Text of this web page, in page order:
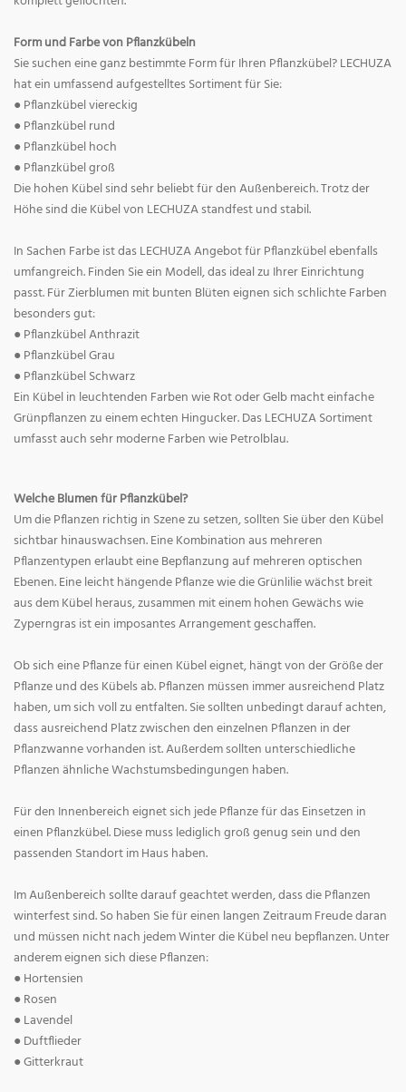
Form und Farbe von Pflanzkübeln
Sie suchen eine ganz bestimmte Form für Ihren Pflanzkübel? LECHUZA
hat ein umfassend aufgestelltes Sortiment für Sie:
● Pflanzkübel viereckig
● Pflanzkübel rund
● Pflanzkübel hoch
● Pflanzkübel groß
Die hohen Kübel sind sehr beliebt für den Außenbereich. Trotz der
Höhe sind die Kübel von LECHUZA standfest und stabil.
In Sachen Farbe ist das LECHUZA Angebot für Pflanzkübel ebenfalls
umfangreich. Finden Sie ein Modell, das ideal zu Ihrer Einrichtung
passt. Für Zierblumen mit bunten Blüten eignen sich schlichte Farben
besonders gut:
● Pflanzkübel Anthrazit
● Pflanzkübel Grau
● Pflanzkübel Schwarz
Ein Kübel in leuchtenden Farben wie Rot oder Gelb macht einfache
Grünpflanzen zu einem echten Hingucker. Das LECHUZA Sortiment
umfasst auch sehr moderne Farben wie Petrolblau.
Welche Blumen für Pflanzkübel?
Um die Pflanzen richtig in Szene zu setzen, sollten Sie über den Kübel
sichtbar hinauswachsen. Eine Kombination aus mehreren
Pflanzentypen erlaubt eine Bepflanzung auf mehreren optischen
Ebenen. Eine leicht hängende Pflanze wie die Grünlilie wächst breit
aus dem Kübel heraus, zusammen mit einem hohen Gewächs wie
Zyperngras ist ein imposantes Arrangement geschaffen.
Ob sich eine Pflanze für einen Kübel eignet, hängt von der Größe der
Pflanze und des Kübels ab. Pflanzen müssen immer ausreichend Platz
haben, um sich voll zu entfalten. Sie sollten unbedingt darauf achten,
dass ausreichend Platz zwischen den einzelnen Pflanzen in der
Pflanzwanne vorhanden ist. Außerdem sollten unterschiedliche
Pflanzen ähnliche Wachstumsbedingungen haben.
Für den Innenbereich eignet sich jede Pflanze für das Einsetzen in
einen Pflanzkübel. Diese muss lediglich groß genug sein und den
passenden Standort im Haus haben.
Im Außenbereich sollte darauf geachtet werden, dass die Pflanzen
winterfest sind. So haben Sie für einen langen Zeitraum Freude daran
und müssen nicht nach jedem Winter die Kübel neu bepflanzen. Unter
anderem eignen sich diese Pflanzen:
● Hortensien
● Rosen
● Lavendel
● Duftflieder
● Gitterkraut